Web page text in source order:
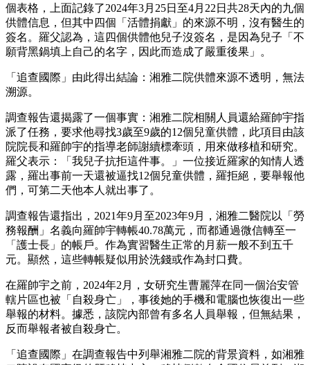
個表格，上面記錄了2024年3月25日至4月22日共28天內的九個
供體信息，但其中四個「活體捐獻」的來源不明，沒有醫生的
簽名。羅父認為，這四個供體他兒子沒簽名，是因為兒子「不
願背黑鍋填上自己的名字，因此而造成了嚴重後果」。
「追查國際」由此得出結論：湘雅二院供體來源不透明，無法
溯源。
調查報告還揭露了一個事實：湘雅二院相關人員還給羅帥宇指
派了任務，要求他尋找3歲至9歲的12個兒童供體，此項目由該
院院長和羅帥宇的指導老師謝續標牽頭，用來做移植和研究。
羅父表示：「我兒子抗拒這件事。」一位接近羅家的知情人透
露，羅出事前一天還被逼找12個兒童供體，羅拒絕，要舉報他
們，可第二天他本人就出事了。
調查報告還指出，2021年9月至2023年9月，湘雅二醫院以「勞
務報酬」名義向羅帥宇轉帳40.78萬元，而都通過微信轉至一
「護士長」的帳戶。作為實習醫生正常的月薪一般不到五千
元。顯然，這些轉帳疑似用於洗錢或作為封口費。
在羅帥宇之前，2024年2月，女研究生曹麗萍在同一個治安管
轄片區也被「自殺身亡」，事後她的手機和電腦也恢復出一些
舉報的材料。據悉，該院內部曾有多名人員舉報，但無結果，
反而舉報者被自殺身亡。
「追查國際」在調查報告中列舉湘雅二院的背景資料，如湘雅